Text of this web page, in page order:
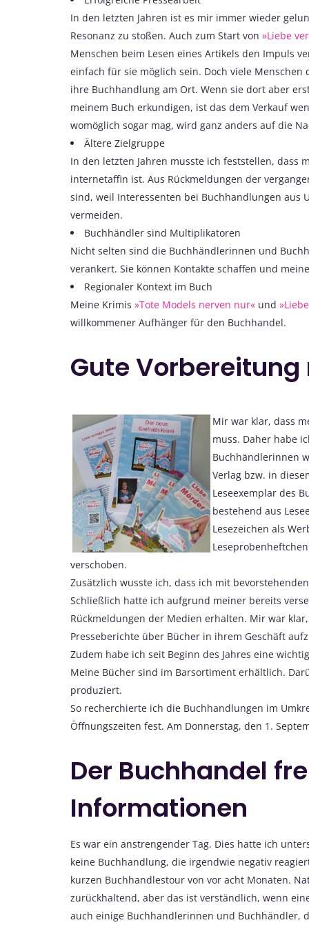
In den letzten Jahren ist es mir immer wieder
Resonanz zu stoßen. Auch zum Start von »Liebe
Menschen beim Lesen eines Artikels den Impuls
einfach für sie möglich sein. Doch viele
ihre Buchhandlung am Ort. Wenn sie dort aber
meinem Buch erkundigen, ist das dem Verkauf
womöglich sogar mag, wird ganz anders auf die
Ältere Zielgruppe
In den letzten Jahren musste ich feststellen,
internetaffin ist. Aus Rückmeldungen der
sind, weil Interessenten bei Buchhandlungen aus
vermeiden.
Buchhändler sind Multiplikatoren
Nicht selten sind die Buchhändlerinnen und
verankert. Sie können Kontakte schaffen und
Regionaler Kontext im Buch
Meine Krimis »Tote Models nerven nur« und
willkommener Aufhänger für den Buchhandel.
Gute
Mir war klar, dass
muss. Daher habe
Buchhändlerinnen
Verlag bzw. in
Leseexemplar des
bestehend aus
Lesezeichen als
verschoben.
Zusätzlich wusste ich, dass ich mit
Schließlich hatte ich aufgrund meiner bereits
Rückmeldungen der Medien erhalten. Mir war
Presseberichte über Bücher in ihrem Geschäft
Zudem habe ich seit Beginn des Jahres eine
Meine Bücher sind im Barsortiment erhältlich.
produziert.
So recherchierte ich die Buchhandlungen im
Öffnungszeiten fest. Am Donnerstag, den 1.
Der Buchhandel
Informationen
Es war ein anstrengender Tag. Dies hatte ich
keine Buchhandlung, die irgendwie negativ
kurzen Buchhandlestour von vor acht Monaten.
zurückhaltend, aber das ist verständlich, wenn
auch einige Buchhandlerinnen und Buchhändler,